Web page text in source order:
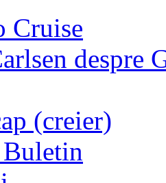
Cruise
despre
(creier)